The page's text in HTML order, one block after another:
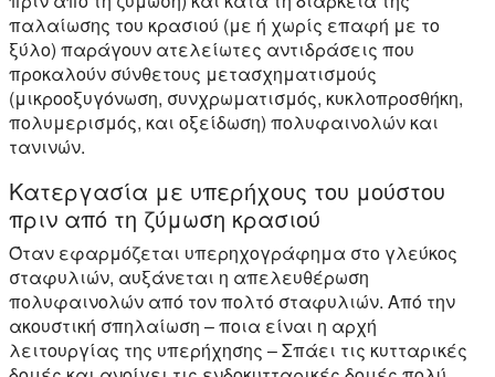
παλαίωσης του κρασιού (με ή χωρίς επαφή με το
ξύλο) παράγουν ατελείωτες αντιδράσεις που
προκαλούν σύνθετους μετασχηματισμούς
(μικροοξυγόνωση, συνχρωματισμός, κυκλοπροσθήκη,
πολυμερισμός, και οξείδωση) πολυφαινολών και
τανινών.
Κατεργασία με υπερήχους του μούστου
πριν από τη ζύμωση κρασιού
Όταν εφαρμόζεται υπερηχογράφημα στο γλεύκος
σταφυλιών, αυξάνεται η απελευθέρωση
πολυφαινολών από τον πολτό σταφυλιών. Από την
ακουστική σπηλαίωση – ποια είναι η αρχή
λειτουργίας της υπερήχησης – Σπάει τις κυτταρικές